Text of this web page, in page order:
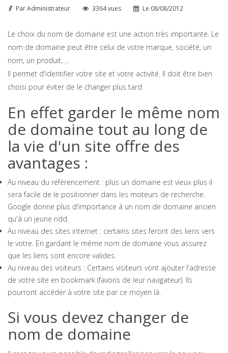
ParAdministrateur 3364 vues Le 08/08/2012
Le choix du nom de domaine est une action très importante. Le
nom de domaine peut être celui de votre marque, société, un
nom, un produit, ...
Il permet d'identifier votre site et votre activité. Il doit être bien
choisi pour éviter de le changer plus tard.
En effet garder le même nom
de domaine tout au long de
la vie d'un site offre des
avantages :
Au niveau du référencement : plus un domaine est vieux plus il
sera facile de le positionner dans les moteurs de recherche.
Google donne plus d'importance à un nom de domaine ancien
qu'à un jeune ndd.
Au niveau des sites internet : certains sites feront des liens vers
le votre. En gardant le même nom de domaine vous assurez
que les liens sont encore valides.
Au niveau des visiteurs : Certains visiteurs vont ajouter l'adresse
de votre site en bookmark (favoris de leur navigateur). Ils
pourront accéder à votre site par ce moyen là.
Si vous devez changer de
nom de domaine